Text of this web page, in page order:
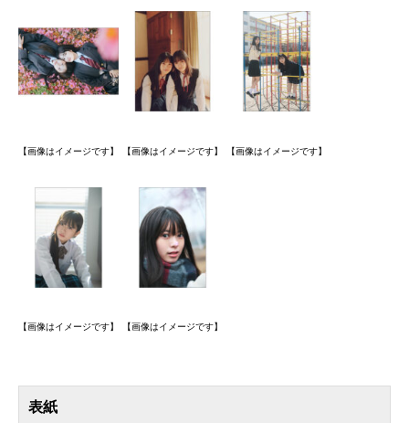
【画像はイメージです】 【画像はイメージです】 【画像はイメージです】
【画像はイメージです】 【画像はイメージです】
表紙